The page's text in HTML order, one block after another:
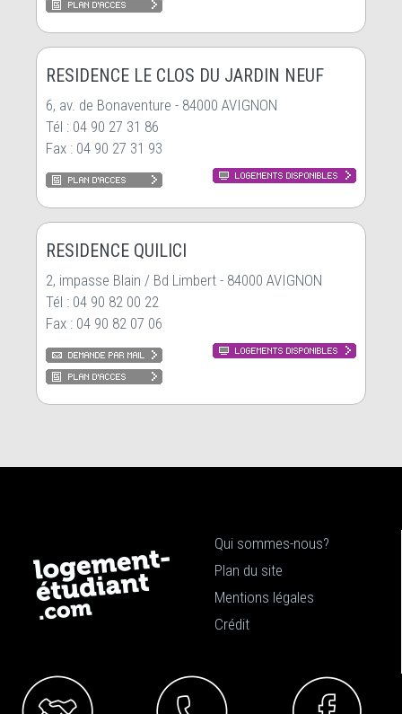
RESIDENCE LE CLOS DU JARDIN NEUF
6, av. de Bonaventure - 84000 AVIGNON
Tél : 04 90 27 31 86
Fax : 04 90 27 31 93
RESIDENCE QUILICI
2, impasse Blain / Bd Limbert - 84000 AVIGNON
Tél : 04 90 82 00 22
Fax : 04 90 82 07 06
Qui sommes-nous?
Plan du site
Mentions légales
Crédit